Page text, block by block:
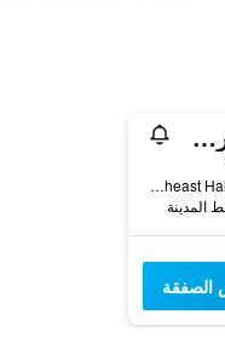
بست ويسترن كاسكيد إن آند سويتس
23525 Northeast Halsey Street, تروتدال, OR, الولايات المتحدة الأميريكية